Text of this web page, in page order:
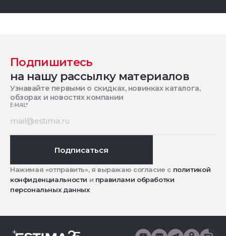
Подпишитесь
на нашу рассылку материалов
Узнавайте первыми о скидках, новинках каталога,
обзорах и новостях компании
E-MAIL*
Подписаться
Нажимая «отправить», я выражаю согласие с политикой
конфиденциальности и правилами обработки
персональных данных